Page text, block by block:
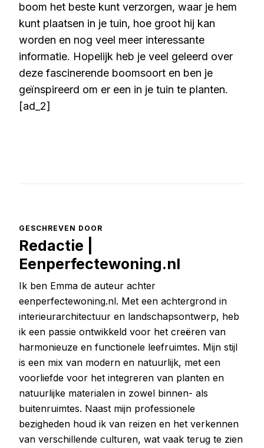
boom het beste kunt verzorgen, waar je hem
kunt plaatsen in je tuin, hoe groot hij kan
worden en nog veel meer interessante
informatie. Hopelijk heb je veel geleerd over
deze fascinerende boomsoort en ben je
geïnspireerd om er een in je tuin te planten.
[ad_2]
GESCHREVEN DOOR
Redactie |
Eenperfectewoning.nl
Ik ben Emma de auteur achter
eenperfectewoning.nl. Met een achtergrond in
interieurarchitectuur en landschapsontwerp, heb
ik een passie ontwikkeld voor het creëren van
harmonieuze en functionele leefruimtes. Mijn stijl
is een mix van modern en natuurlijk, met een
voorliefde voor het integreren van planten en
natuurlijke materialen in zowel binnen- als
buitenruimtes. Naast mijn professionele
bezigheden houd ik van reizen en het verkennen
van verschillende culturen, wat vaak terug te zien